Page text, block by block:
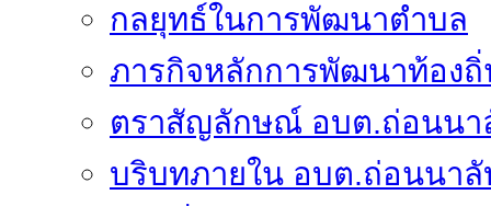
กลยุทธ์ในการพัฒนาตำบล
ภารกิจหลักการพัฒนาท้อง
ตราสัญลักษณ์ อบต.ถ่อนนา
บริบทภายใน อบต.ถ่อนนา